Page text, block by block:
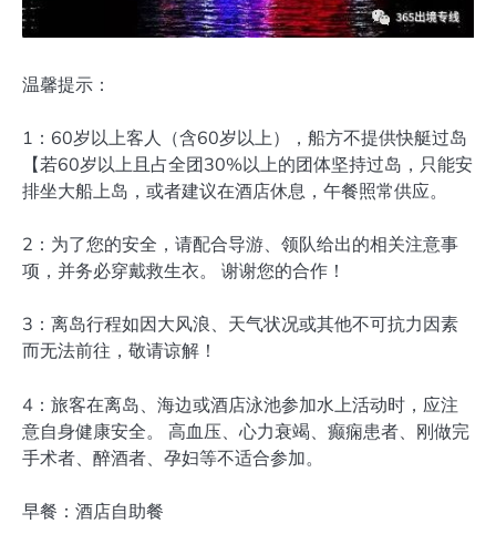
温馨提示：
1：60岁以上客人（含60岁以上），船方不提供快艇过岛
【若60岁以上且占全团30%以上的团体坚持过岛，只能安
排坐大船上岛，或者建议在酒店休息，午餐照常供应。
2：为了您的安全，请配合导游、领队给出的相关注意事
项，并务必穿戴救生衣。 谢谢您的合作！
3：离岛行程如因大风浪、天气状况或其他不可抗力因素
而无法前往，敬请谅解！
4：旅客在离岛、海边或酒店泳池参加水上活动时，应注
意自身健康安全。 高血压、心力衰竭、癫痫患者、刚做完
手术者、醉酒者、孕妇等不适合参加。
早餐：酒店自助餐